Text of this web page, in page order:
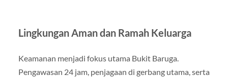
Lingkungan Aman dan Ramah Keluarga
Keamanan menjadi fokus utama Bukit Baruga.
Pengawasan 24 jam, penjagaan di gerbang utama, serta